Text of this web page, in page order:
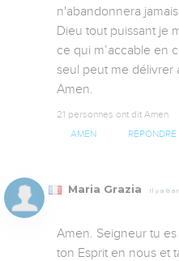
n'abandonnera
Dieu tout puissant je
ce qui m’accable en
seul peut me délivrer
Amen.
21 personnes ont dit Amen
AMEN RÉPONDRE
Maria Grazia Il y a 8
Amen. Seigneur tu
ton Esprit en nous et